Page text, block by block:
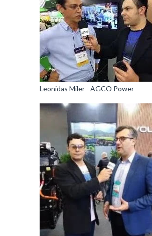
Leonidas Miler - AGCO Power